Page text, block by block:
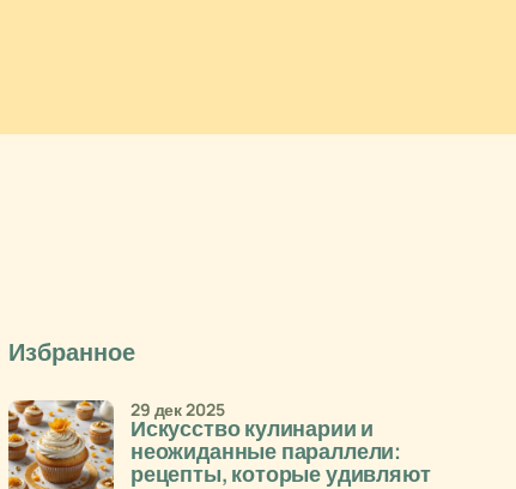
Избранное
Искусство кулинарии и
неожиданные параллели:
рецепты, которые удивляют
29 дек 2025